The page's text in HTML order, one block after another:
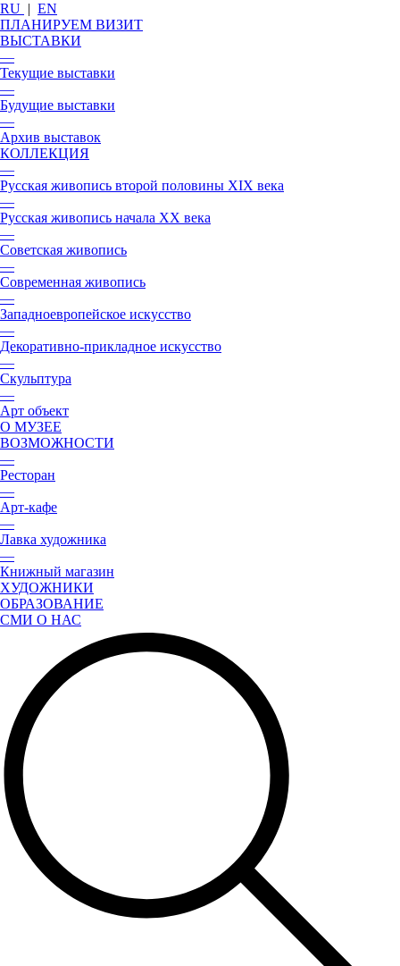
RU | EN
ПЛАНИРУЕМ ВИЗИТ
ВЫСТАВКИ
—
Текущие выставки
—
Будущие выставки
—
Архив выставок
КОЛЛЕКЦИЯ
—
Русская живопись второй половины XIX века
—
Русская живопись начала XX века
—
Советская живопись
—
Современная живопись
—
Западноевропейское искусство
—
Декоративно-прикладное искусство
—
Скульптура
—
Арт объект
О МУЗЕЕ
ВОЗМОЖНОСТИ
—
Ресторан
—
Арт-кафе
—
Лавка художника
—
Книжный магазин
ХУДОЖНИКИ
ОБРАЗОВАНИЕ
СМИ О НАС